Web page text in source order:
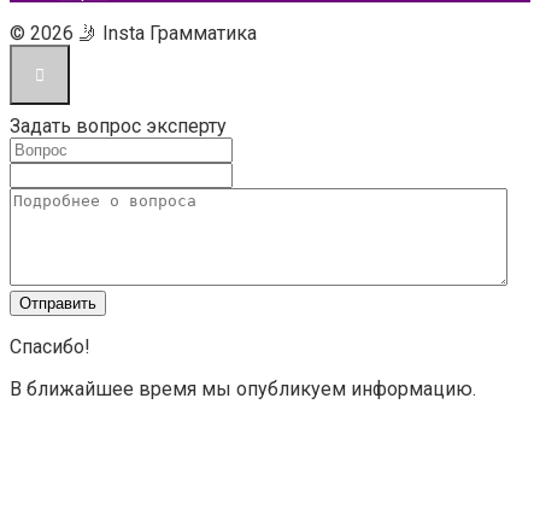
© 2026 🤳 Insta Грамматика
Задать вопрос эксперту
Спасибо!
В ближайшее время мы опубликуем информацию.